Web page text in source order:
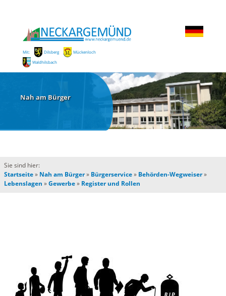
Mit: Dilsberg
Mückenloch
Waldhilsbach
Nah am Bürger
Sie sind hier:
Startseite» Nah am Bürger» Bürgerservice» Behörden-Wegweiser»
Lebenslagen »Gewerbe» Register und Rollen